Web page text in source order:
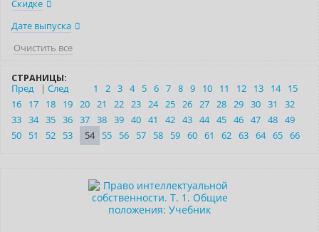
Скидке
Дате выпуска
Очистить все
СТРАНИЦЫ:
Пред
| След 1 2 3 4 5 6 7 8 9 10 11 12 13 14
15
16
17 18 19 20 21 22 23 24 25 26 27 28 29 30 31
32
33 34 35 36 37 38 39 40 41 42 43 44 45 46 47 48 49
50
51 52 53 54 55 56 57 58 59 60 61 62 63 64 65 66